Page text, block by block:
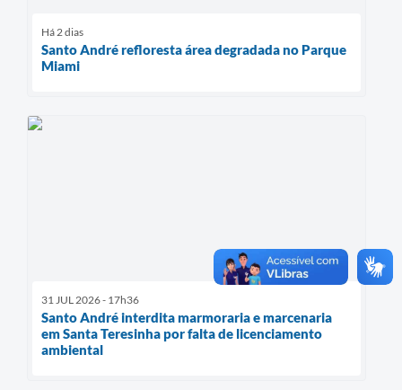
Há 2 dias
Santo André refloresta área degradada no Parque
Miami
31 JUL 2026 - 17h36
Santo André interdita marmoraria e marcenaria
em Santa Teresinha por falta de licenciamento
ambiental